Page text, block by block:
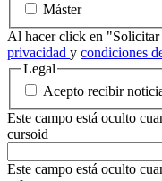
Máster
Al hacer click en
privacidad y condiciones
Legal
Acepto recibir
Este campo está oculto
cursoid
Este campo está oculto